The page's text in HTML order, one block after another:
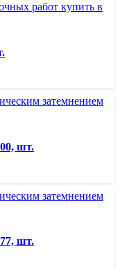
шт.
шт.